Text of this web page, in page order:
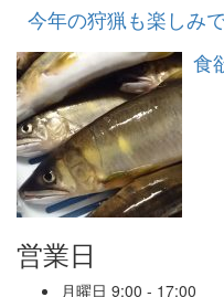
今年の狩猟も楽しみ
食
営業日
月曜日 9:00 - 17:00